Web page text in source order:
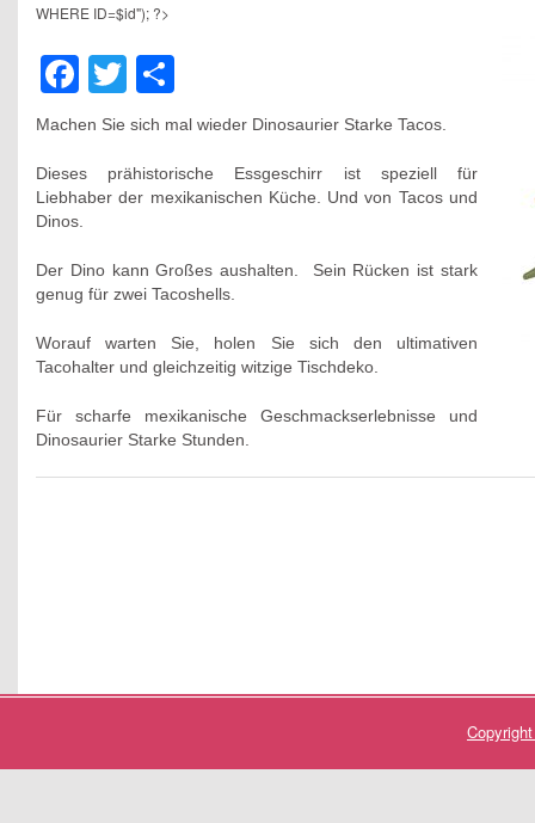
WHERE ID=$id"); ?>
Facebook
Twitter
Machen Sie sich mal wieder Dinosaurier Starke Tacos.
Dieses prähistorische Essgeschirr ist speziell für
Liebhaber der mexikanischen Küche. Und von Tacos und
Dinos.
Der Dino kann Großes aushalten. Sein Rücken ist stark
genug für zwei Tacoshells.
Worauf warten Sie, holen Sie sich den ultimativen
Tacohalter und gleichzeitig witzige Tischdeko.
Für scharfe mexikanische Geschmackserlebnisse und
Dinosaurier Starke Stunden.